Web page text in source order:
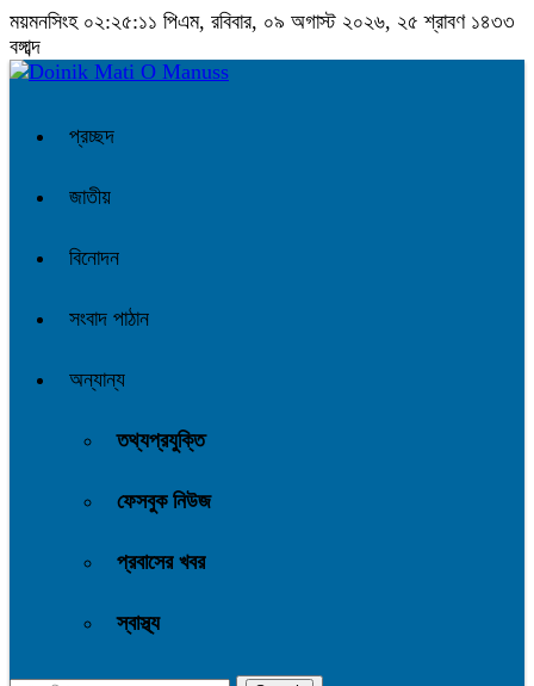
ময়মনসিংহ ০২:২৫:১২ পিএম, রবিবার, ০৯ অগাস্ট ২০২৬, ২৫ শ্রাবণ ১৪৩৩
বঙ্গাব্দ
প্রচ্ছদ
জাতীয়
বিনোদন
সংবাদ পাঠান
অন্যান্য
তথ্যপ্রযুক্তি
ফেসবুক নিউজ
প্রবাসের খবর
স্বাস্থ্য